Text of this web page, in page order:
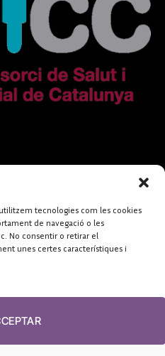
tecnologies com les cookies
de navegació o les
No consentir o retirar el
unes certes característiques i